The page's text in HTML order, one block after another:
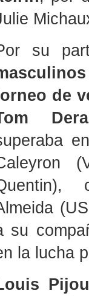
su
de
su
la lucha